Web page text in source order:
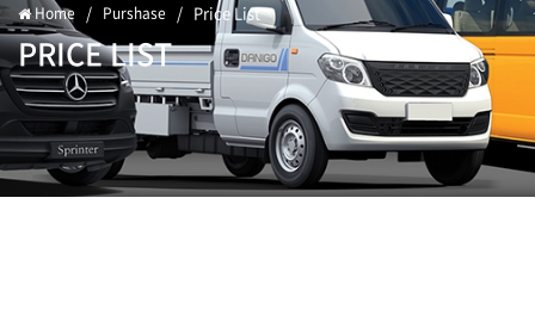
Home / Purshase / Price List
PRICE LIST